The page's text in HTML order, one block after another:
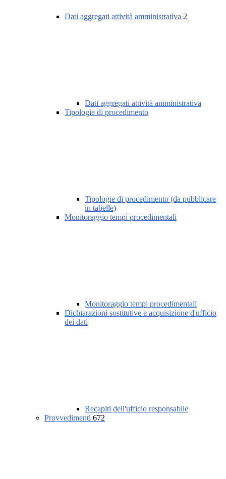
Dati aggregati attività amministrativa 2
Dati aggregati attività amministrativa
Tipologie di procedimento
Tipologie di procedimento (da pubblicare
in tabelle)
Monitoraggio tempi procedimentali
Monitoraggio tempi procedimentali
Dichiarazioni sostitutive e acquisizione d'ufficio
dei dati
Recapiti dell'ufficio responsabile
Provvedimenti 672